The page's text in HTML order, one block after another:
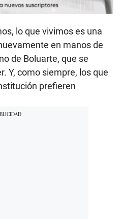
lo que vivimos es una
en manos de
de Boluarte, que se
Y, como siempre, los que
prefieren